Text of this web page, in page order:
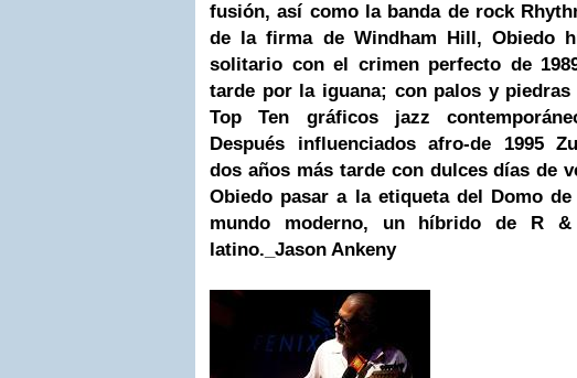
fusión, así como la banda de rock
de la firma de Windham Hill, Obiedo
solitario con el crimen perfecto de
tarde por la iguana; con palos y piedras
Top Ten gráficos jazz
Después influenciados afro-de 1995
dos años más tarde con dulces días de
Obiedo pasar a la etiqueta del Domo
mundo moderno, un híbrido de R
latino._Jason Ankeny